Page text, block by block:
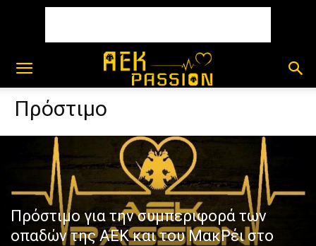
Πρόστιμο
Πρόστιμο για την συμπεριφορά των
οπαδών της ΑΕΚ και του ΜακΡέι στο